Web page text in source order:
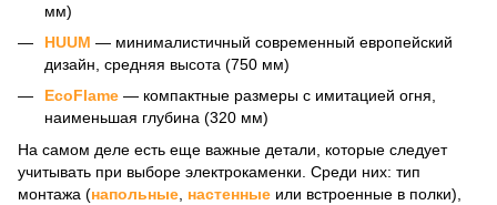
мм)
HUUM — минималистичный современный европейский
дизайн, средняя высота (750 мм)
EcoFlame — компактные размеры с имитацией огня,
наименьшая глубина (320 мм)
На самом деле есть еще важные детали, которые следует
учитывать при выборе электрокаменки. Среди них: тип
монтажа (напольные настенные или встроенные в полки),